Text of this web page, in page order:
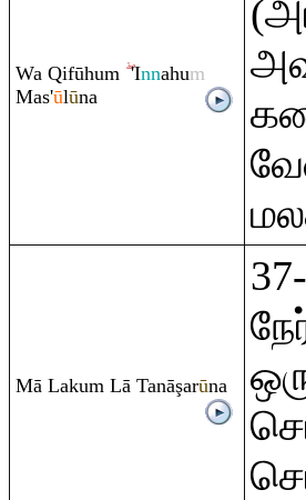
Wa Qifūhum 'Innahum
Mas'ūlūna
Mā Lakum Lā Tanāşarūna